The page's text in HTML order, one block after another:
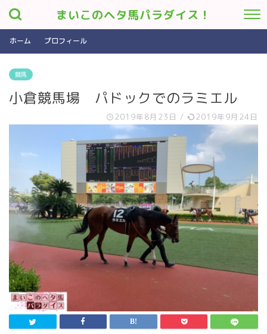
まいこのヘタ馬パラダイス！
ホーム プロフィール
競馬
小倉競馬場 パドックでのラミエル
2019年8月23日 / 2019年9月24日